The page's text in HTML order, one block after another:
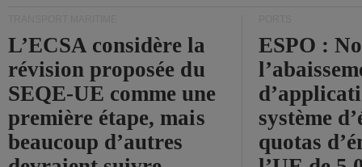
L’ECSA considère la
révision proposée du
SEQE-UE comme une
première étape, mais
beaucoup d’autres
ESPO :
système
quotas